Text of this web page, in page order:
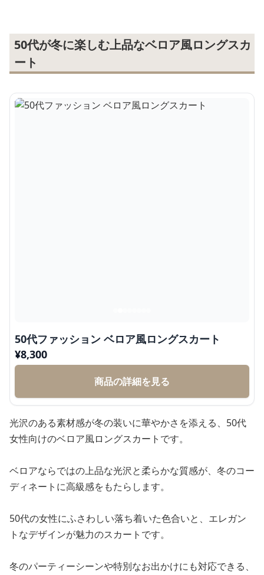
50代が冬に楽しむ上品なベロア風ロングスカ
ート
50代ファッション ベロア風ロングスカート
¥8,300
商品の詳細を見る
光沢のある素材感が冬の装いに華やかさを添える、50代
女性向けのベロア風ロングスカートです。
ベロアならではの上品な光沢と柔らかな質感が、冬のコー
ディネートに高級感をもたらします。
50代の女性にふさわしい落ち着いた色合いと、エレガン
トなデザインが魅力のスカートです。
冬のパーティーシーンや特別なお出かけにも対応できる、